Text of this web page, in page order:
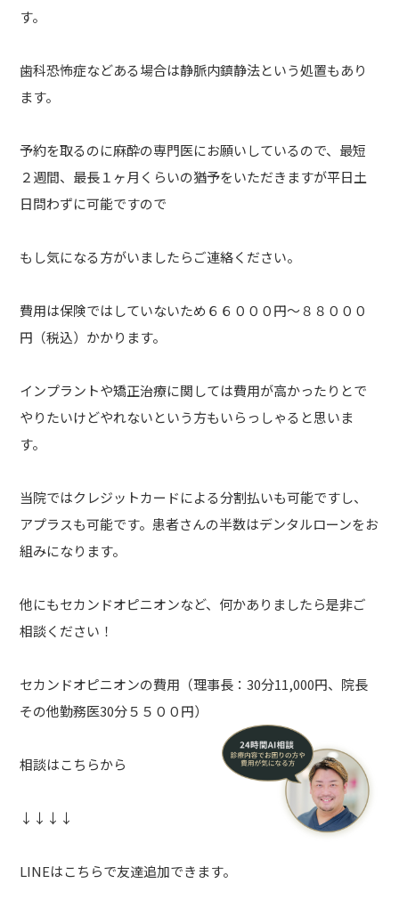
す。
歯科恐怖症などある場合は静脈内鎮静法という処置もあり
ます。
予約を取るのに麻酔の専門医にお願いしているので、最短
２週間、最長１ヶ月くらいの猶予をいただきますが平日土
日問わずに可能ですので
もし気になる方がいましたらご連絡ください。
費用は保険ではしていないため６６０００円〜８８０００
円（税込）かかります。
インプラントや矯正治療に関しては費用が高かったりとで
やりたいけどやれないという方もいらっしゃると思いま
す。
当院ではクレジットカードによる分割払いも可能ですし、
アプラスも可能です。患者さんの半数はデンタルローンをお
組みになります。
他にもセカンドオピニオンなど、何かありましたら是非ご
相談ください！
セカンドオピニオンの費用（理事長：30分11,000円、院長
その他勤務医30分５５００円）
相談はこちらから
↓↓↓↓
LINEはこちらで友達追加できます。